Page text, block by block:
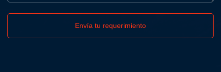
Envía tu requerimiento